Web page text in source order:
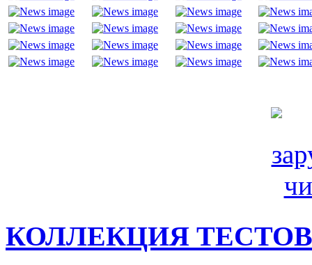
КОЛЛЕКЦИЯ ТЕСТОВ